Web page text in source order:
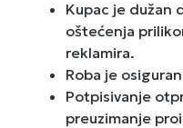
Kupac je dužan
oštećenja
reklamira.
Roba je
Potpisivanje
preuzimanje